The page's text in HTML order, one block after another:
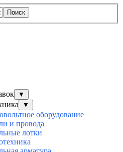
Поиск
▼
▼
оборудование
и провода
лотки